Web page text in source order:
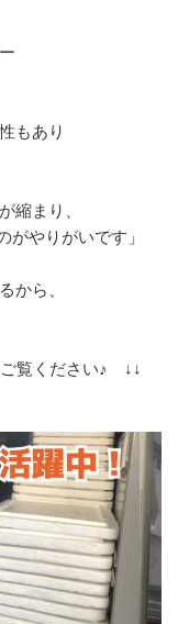
もあり
縮まり、
やりがいです」
から、
覧ください♪ ↓↓